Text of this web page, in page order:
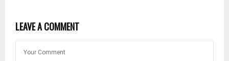
LEAVE A COMMENT